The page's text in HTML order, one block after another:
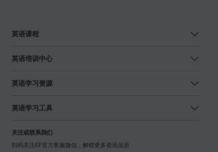
英语课程
英语培训中心
英语学习资源
英语学习工具
关注或联系我们
扫码关注EF官方客服微信，解锁更多资讯信息